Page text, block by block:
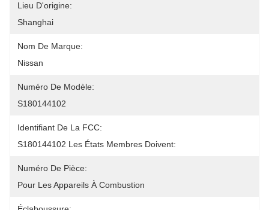
Lieu D'origine:
Shanghai
Nom De Marque:
Nissan
Numéro De Modèle:
S180144102
Identifiant De La FCC:
S180144102 Les États Membres Doivent:
Numéro De Pièce:
Pour Les Appareils À Combustion